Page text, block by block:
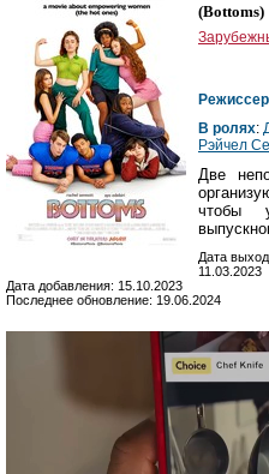
(Bottoms)
Режиссер
В ролях:
Рэйчел
Две
чтобы
Дата
11.03.2023
Дата добавления: 15.10.2023
Последнее обновление: 19.06.2024